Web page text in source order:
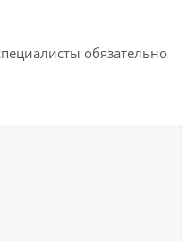
обязательно